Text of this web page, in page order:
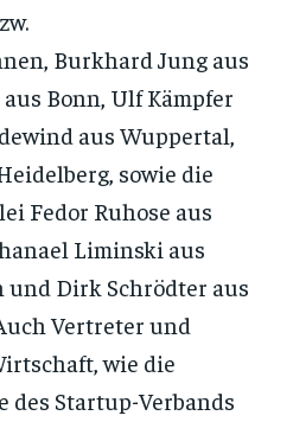
Burkhard Jung aus
Bonn, Ulf Kämpfer
aus Wuppertal,
sowie die
Fedor Ruhose aus
Liminski aus
Dirk Schrödter aus
Vertreter und
wie die
des Startup-Verbands